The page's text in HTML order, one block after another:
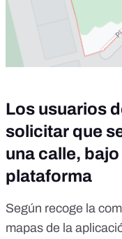
Los usuarios
solicitar que
una calle,
plataforma
Según recoge la
mapas de la